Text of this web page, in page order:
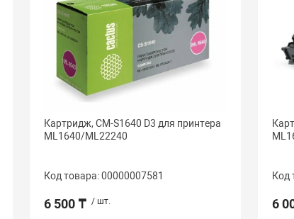
Картридж, CM-S1640 D3 для принтера
ML1640/ML22240
Код товара: 00000007581
6 500 ₸ / шт.
Код
6